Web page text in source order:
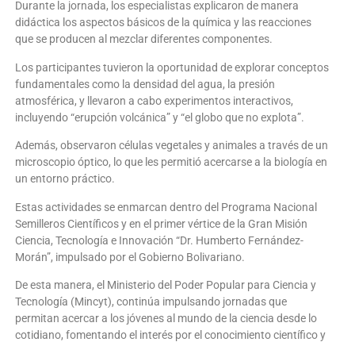
Durante la jornada, los especialistas explicaron de manera
didáctica los aspectos básicos de la química y las reacciones
que se producen al mezclar diferentes componentes.
Los participantes tuvieron la oportunidad de explorar conceptos
fundamentales como la densidad del agua, la presión
atmosférica, y llevaron a cabo experimentos interactivos,
incluyendo “erupción volcánica” y “el globo que no explota”.
Además, observaron células vegetales y animales a través de un
microscopio óptico, lo que les permitió acercarse a la biología en
un entorno práctico.
Estas actividades se enmarcan dentro del Programa Nacional
Semilleros Científicos y en el primer vértice de la Gran Misión
Ciencia, Tecnología e Innovación “Dr. Humberto Fernández-
Morán”, impulsado por el Gobierno Bolivariano.
De esta manera, el Ministerio del Poder Popular para Ciencia y
Tecnología (Mincyt), continúa impulsando jornadas que
permitan acercar a los jóvenes al mundo de la ciencia desde lo
cotidiano, fomentando el interés por el conocimiento científico y